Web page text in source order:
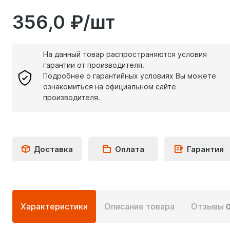
356,0 ₽/шт
На данный товар распространяются условия
гарантии от производителя.
Подробнее о гарантийных условиях Вы можете
ознакомиться на официальном сайте
производителя.
Доставка Оплата Гарантия
информация
Характеристики Описание товара Отзывы